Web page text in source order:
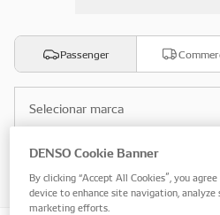
Passenger
Selecionar marca
DENSO Cookie Banner
By clicking “Accept All Cookies”, you
device to enhance site navigation, analyze
marketing efforts.